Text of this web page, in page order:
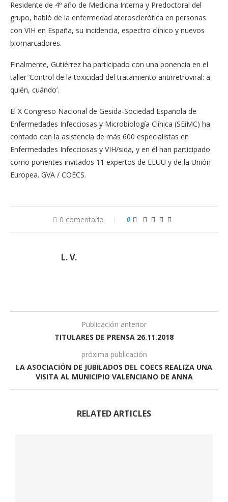
Residente de 4º año de Medicina Interna y Predoctoral del
grupo, habló de la enfermedad aterosclerótica en personas
con VIH en España, su incidencia, espectro clínico y nuevos
biomarcadores.
Finalmente, Gutiérrez ha participado con una ponencia en el
taller ‘Control de la toxicidad del tratamiento antirretroviral: a
quién, cuándo’.
El X Congreso Nacional de Gesida-Sociedad Española de
Enfermedades Infecciosas y Microbiología Clínica (SEiMC) ha
contado con la asistencia de más 600 especialistas en
Enfermedades Infecciosas y VIH/sida, y en él han participado
como ponentes invitados 11 expertos de EEUU y de la Unión
Europea. GVA / COECS.
0 comentario 0
L. V.
Publicación anterior
TITULARES DE PRENSA 26.11.2018
próxima publicación
LA ASOCIACIÓN DE JUBILADOS DEL COECS REALIZA UNA
VISITA AL MUNICIPIO VALENCIANO DE ANNA
RELATED ARTICLES